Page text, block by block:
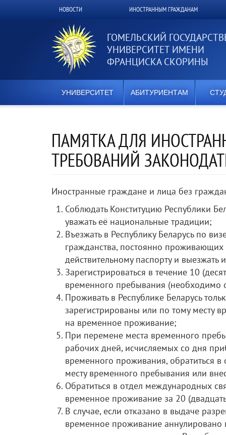
Верхнее
меню
НОВОСТИ ИНОСТРАННЫМ ГРАЖДАНАМ
ГОМЕЛЬСКИЙ
УНИВЕРСИТЕТ ИМЕНИ
ФРАНЦИСКА СКОРИНЫ
УНИВЕРСИТЕТ АБИТУРИЕНТАМ
ПАМЯТКА ДЛЯ
ТРЕБОВАНИЙ
Иностранные граждане и лица без
Соблюдать Конституцию Республики
уважать её национальные традиции;
Въезжать в Республику Беларусь по
гражданства, постоянно
действительному паспорту и
Зарегистрироваться в течение 10
временного пребывания (необходимо
Проживать в Республике Беларусь
зарегистрированы или по тому месту
на временное проживание;
При перемене места временного
рабочих дней, исчисляемых со дня
временного проживания, обратиться
месту временного пребывания или
Обратиться в отдел международных
временное проживание за 20
В случае, если отказано в выдаче
временное проживание аннулировано